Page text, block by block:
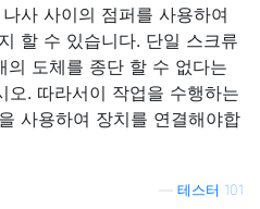
사 사이의 점퍼를 사용하여
할 수 있습니다. 단일 스크류
의 도체를 종단 할 수 없다는
오. 따라서이 작업을 수행하는
사용하여 장치를 연결해야합
테스터 101